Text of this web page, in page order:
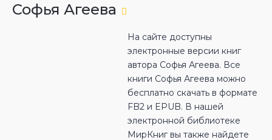
Софья Агеева
На сайте доступны
электронные версии книг
автора Софья Агеева. Все
книги Софья Агеева можно
бесплатно скачать в формате
FB2 и EPUB. В нашей
электронной библиотеке
МирКниг вы также найдете